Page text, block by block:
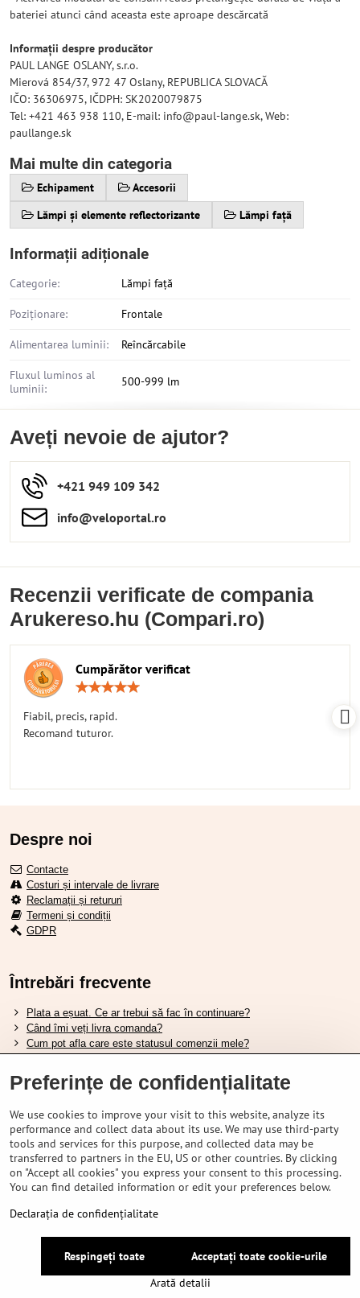
bateriei atunci când aceasta este aproape descărcată
Informații despre producător
PAUL LANGE OSLANY, s.r.o.
Mierová 854/37, 972 47 Oslany, REPUBLICA SLOVACĂ
IČO: 36306975, IČDPH: SK2020079875
Tel: +421 463 938 110, E-mail: info@paul-lange.sk, Web:
paullange.sk
Mai multe din categoria
Echipament
Accesorii
Lămpi și elemente reflectorizante
Lămpi față
Informații adiționale
Categorie: Lămpi față
Poziționare: Frontale
Alimentarea luminii: Reîncărcabile
Fluxul luminos al
luminii:
500-999 lm
Aveți nevoie de ajutor?
+421 949 109 342
info​​@veloportal​.ro
Recenzii verificate de compania
Arukereso.hu (Compari.ro)
Cumpărător verificat
Fiabil, precis, rapid.
Recomand tuturor.
Despre noi
Contacte
Costuri și intervale de livrare
Reclamații și retururi
Termeni și condiții
GDPR
Întrebări frecvente
Plata a eșuat. Ce ar trebui să fac în continuare?
Când îmi veți livra comanda?
Cum pot afla care este statusul comenzii mele?
Vreau să îmi schimb comanda. Cum pot face asta?
Tabela de dimensiuni pentru încălțămintea Shimano.
Cum să alegi furca amortizată potrivită?
Cum să alegi mărimea potrivită a căștii?
Ghidul pentru acumulatorii Shimano.
Înțelegerea anvelopelor tubeless Schwalbe.
2026
VELOPORTAL STORES L.T.D.
Preferințe de confidențialitate
Declarația de confidențialitate
Preferințe de confidențialitate
We use cookies to improve your visit to this website, analyze its
performance and collect data about its use. We may use third-party
tools and services for this purpose, and collected data may be
transferred to partners in the EU, US or other countries. By clicking
on "Accept all cookies" you express your consent to this processing.
You can find detailed information or edit your preferences below.
Declarația de confidențialitate
Arată detalii
Acceptați toate cookie-urile
Respingeți toate